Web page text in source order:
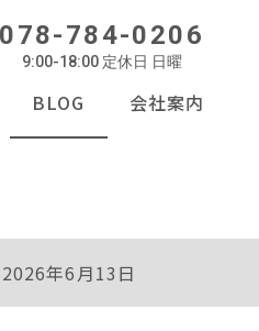
BLOG 会社案内
078-784-0206
9:00-18:00 定休日 日曜
2026年6月13日